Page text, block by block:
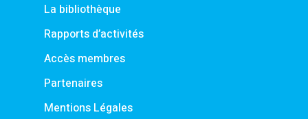
La bibliothèque
Rapports d’activités
Accès membres
Partenaires
Mentions Légales